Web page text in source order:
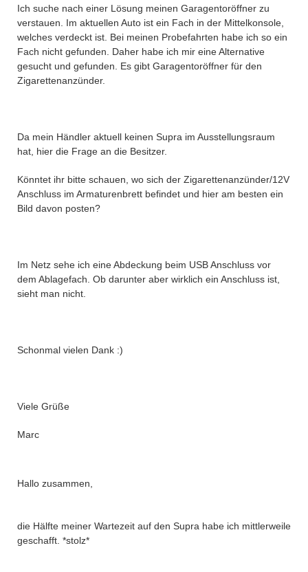
Ich suche nach einer Lösung meinen Garagentoröffner zu
verstauen. Im aktuellen Auto ist ein Fach in der Mittelkonsole,
welches verdeckt ist. Bei meinen Probefahrten habe ich so ein
Fach nicht gefunden. Daher habe ich mir eine Alternative
gesucht und gefunden. Es gibt Garagentoröffner für den
Zigarettenanzünder.
Da mein Händler aktuell keinen Supra im Ausstellungsraum
hat, hier die Frage an die Besitzer.
Könntet ihr bitte schauen, wo sich der Zigarettenanzünder/12V
Anschluss im Armaturenbrett befindet und hier am besten ein
Bild davon posten?
Im Netz sehe ich eine Abdeckung beim USB Anschluss vor
dem Ablagefach. Ob darunter aber wirklich ein Anschluss ist,
sieht man nicht.
Schonmal vielen Dank :)
Viele Grüße
Marc
Hallo zusammen,
die Hälfte meiner Wartezeit auf den Supra habe ich mittlerweile
geschafft. *stolz*